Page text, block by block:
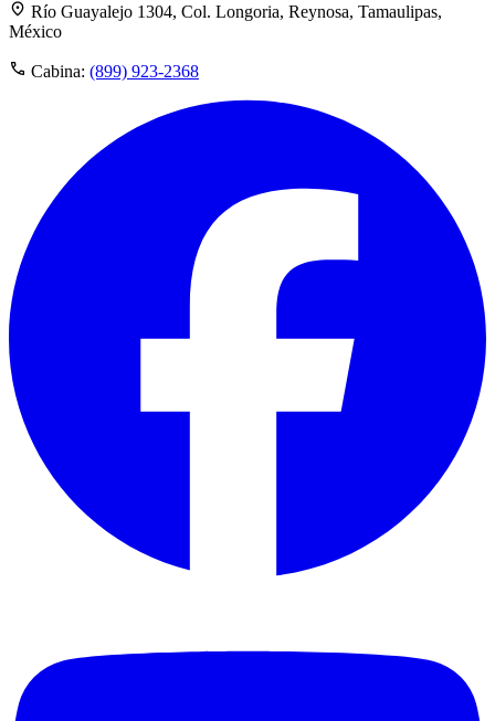
Río Guayalejo 1304, Col. Longoria, Reynosa, Tamaulipas,
México
Cabina: (899) 923-2368